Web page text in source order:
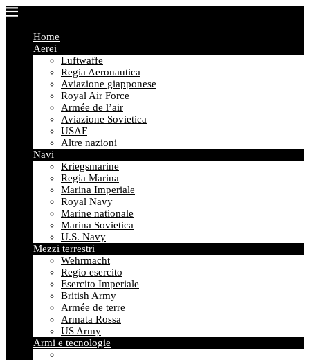
Home
Aerei
Luftwaffe
Regia Aeronautica
Aviazione giapponese
Royal Air Force
Armée de l’air
Aviazione Sovietica
USAF
Altre nazioni
Navi
Kriegsmarine
Regia Marina
Marina Imperiale
Royal Navy
Marine nationale
Marina Sovietica
U.S. Navy
Mezzi terrestri
Wehrmacht
Regio esercito
Esercito Imperiale
British Army
Armée de terre
Armata Rossa
US Army
Armi e tecnologie